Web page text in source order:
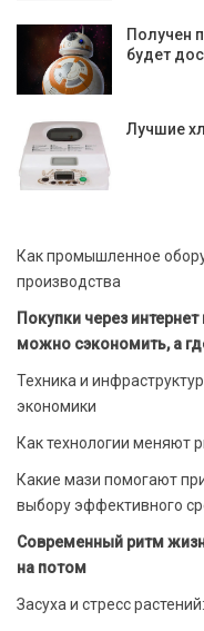
Получен
будет
Лучшие
Как промышленное
производства
Покупки через
можно сэкономить, а
Техника и
экономики
Как технологии меняют
Какие мази помогают
выбору эффективного
Современный ритм
на потом
Засуха и стресс